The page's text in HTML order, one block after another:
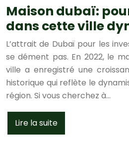
Maison dubaï:
dans cette ville
L’attrait de Dubaï pour les
se dément pas. En 2022, le
ville a enregistré une
historique qui reflète le
région. Si vous cherchez à…
Lire la suite